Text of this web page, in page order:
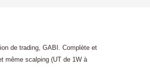
de trading, GABI. Complète et
même scalping (UT de 1W à